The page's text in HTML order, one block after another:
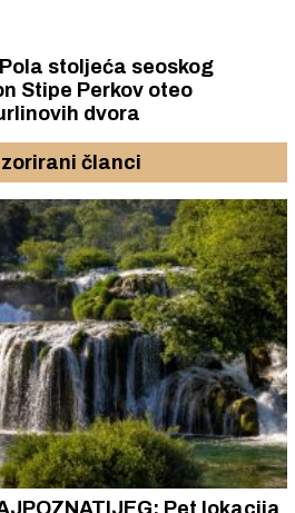
stoljeća seoskog
dvora
članci
Pet lokacija